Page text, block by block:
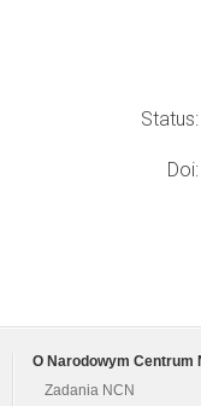
Status:
Doi:
O Narodowym Centrum
Zadania NCN